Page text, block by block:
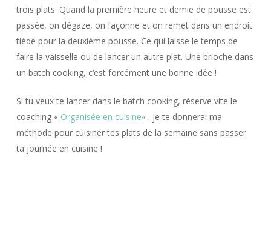
trois plats. Quand la première heure et demie de pousse est
passée, on dégaze, on façonne et on remet dans un endroit
tiède pour la deuxième pousse. Ce qui laisse le temps de
faire la vaisselle ou de lancer un autre plat. Une brioche dans
un batch cooking, c’est forcément une bonne idée !
Si tu veux te lancer dans le batch cooking, réserve vite le
coaching « Organisée en cuisine« . je te donnerai ma
méthode pour cuisiner tes plats de la semaine sans passer
ta journée en cuisine !